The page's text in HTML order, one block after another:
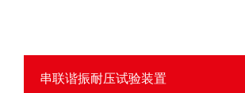
串联谐振耐压试验装置